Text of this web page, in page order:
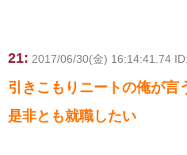
21: 2017/06/30(金) 16:14:41.74
引きこもりニートの俺が言
是非とも就職したい